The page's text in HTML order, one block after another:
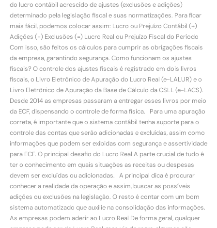
do lucro contábil acrescido de ajustes (exclusões e adições)
determinado pela legislação fiscal e suas normatizações. Para ficar
mais fácil, podemos colocar assim: Lucro ou Prejuízo Contábil (+)
Adições (-) Exclusões (=) Lucro Real ou Prejuízo Fiscal do Período
Com isso, são feitos os cálculos para cumprir as obrigações fiscais
da empresa, garantindo segurança. Como funcionam os ajustes
fiscais? O controle dos ajustes fiscais é registrado em dois livros
fiscais, o Livro Eletrônico de Apuração do Lucro Real (e-LALUR) e o
Livro Eletrônico de Apuração da Base de Cálculo da CSLL (e-LACS).
Desde 2014 as empresas passaram a entregar esses livros por meio
da ECF, dispensando o controle de forma física. Para uma apuração
correta, é importante que o sistema contábil tenha suporte para o
controle das contas que serão adicionadas e excluídas, assim como
informações que podem ser exibidas com segurança e assertividade
para ECF. O principal desafio do Lucro Real A parte crucial de tudo é
ter o conhecimento em quais situações as receitas ou despesas
devem ser excluídas ou adicionadas. A principal dica é procurar
conhecer a realidade da operação e assim, buscar as possíveis
adições ou exclusões na legislação. O resto é contar com um bom
sistema automatizado que auxilie na consolidação das informações.
As empresas podem aderir ao Lucro Real De forma geral, qualquer